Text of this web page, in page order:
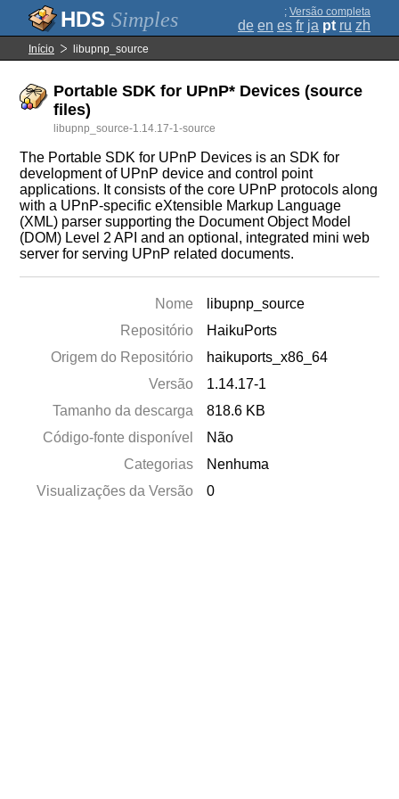
Simples ; Versão completa
de en es fr ja pt ru zh
Início libupnp_source
Portable SDK for UPnP* Devices (source
files)
libupnp_source-1.14.17-1-source
The Portable SDK for UPnP Devices is an SDK for
development of UPnP device and control point
applications. It consists of the core UPnP protocols along
with a UPnP-specific eXtensible Markup Language
(XML) parser supporting the Document Object Model
(DOM) Level 2 API and an optional, integrated mini web
server for serving UPnP related documents.
Nome
libupnp_source
Repositório
HaikuPorts
Origem do Repositório
haikuports_x86_64
Versão
1.14.17-1
Tamanho da descarga
818.6 KB
Código-fonte disponível
Não
Categorias
Nenhuma
Visualizações da Versão
0